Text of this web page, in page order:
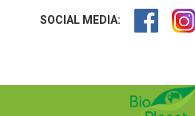
SOCIAL MEDIA: